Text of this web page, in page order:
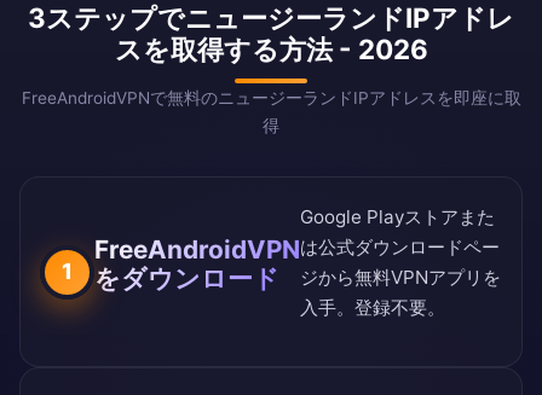
3ステップでニュージーランドIPアドレ
スを取得する方法 - 2026
FreeAndroidVPNで無料のニュージーランドIPアドレスを即座に取
得
1
FreeAndroidVPN
をダウンロード
Google Playストア また
は公式ダウンロードペー
ジから無料VPNアプリを
入手。登録不要。